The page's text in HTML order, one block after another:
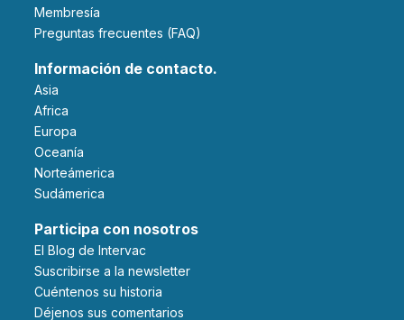
Membresía
Preguntas frecuentes (FAQ)
Información de contacto.
Asia
Africa
Europa
Oceanía
Norteámerica
Sudámerica
Participa con nosotros
El Blog de Intervac
Suscribirse a la newsletter
Cuéntenos su historia
Déjenos sus comentarios